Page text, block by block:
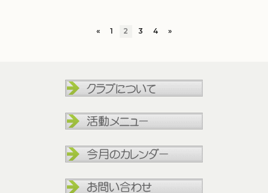
« 1 2 3 4 »